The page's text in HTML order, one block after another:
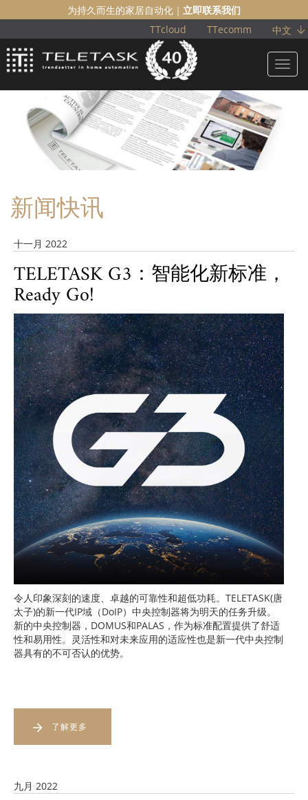
为持久而生的家居自动化｜ 立即联系我们
中文
TTecomm
TTcloud
新闻快讯
十一月 2022
TELETASK G3：智能化新标准，
Ready Go!
令人印象深刻的速度、卓越的可靠性和超低功耗。TELETASK(唐
太子)的新一代IP域（DoIP）中央控制器将为明天的任务升级。
新的中央控制器，DOMUS和PALAS，作为标准配置提供了舒适
性和易用性。灵活性和对未来应用的适应性也是新一代中央控制
器具有的不可否认的优势。
了解更多
九月 2022